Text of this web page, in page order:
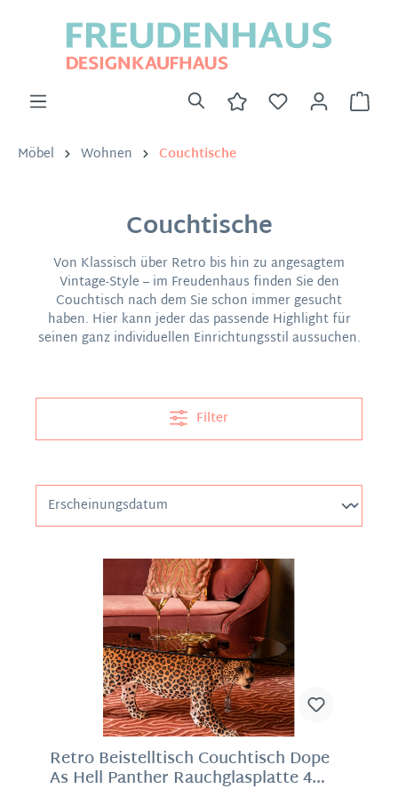
Möbel Wohnen Couchtische
Couchtische
Von Klassisch über Retro bis hin zu angesagtem
Vintage-Style – im Freudenhaus finden Sie den
Couchtisch nach dem Sie schon immer gesucht
haben. Hier kann jeder das passende Highlight für
seinen ganz individuellen Einrichtungsstil aussuchen.
Filter
Retro Beistelltisch Couchtisch Dope
As Hell Panther Rauchglasplatte 4